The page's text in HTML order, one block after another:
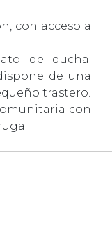
con acceso a
de ducha.
de una
trastero.
con